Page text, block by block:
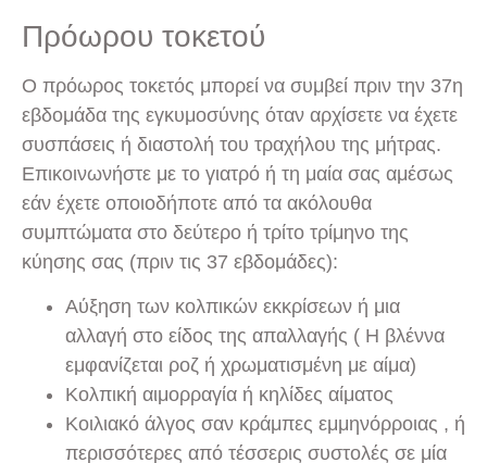
Πρόωρου τοκετού
Ο πρόωρος τοκετός μπορεί να συμβεί πριν την 37η
εβδομάδα της εγκυμοσύνης όταν αρχίσετε να έχετε
συσπάσεις ή διαστολή του τραχήλου της μήτρας.
Επικοινωνήστε με το γιατρό ή τη μαία σας αμέσως
εάν έχετε οποιοδήποτε από τα ακόλουθα
συμπτώματα στο δεύτερο ή τρίτο τρίμηνο της
κύησης σας (πριν τις 37 εβδομάδες):
Αύξηση των κολπικών εκκρίσεων ή μια
αλλαγή στο είδος της απαλλαγής ( Η βλέννα
εμφανίζεται ροζ ή χρωματισμένη με αίμα)
Κολπική αιμορραγία ή κηλίδες αίματος
Κοιλιακό άλγος σαν κράμπες εμμηνόρροιας , ή
περισσότερες από τέσσερις συστολές σε μία